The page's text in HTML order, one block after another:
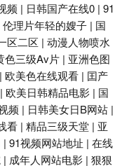
频 | 日韩国产在线0 | 91
伦理片年轻的嫂子 | 国
区二区 | 动漫人物喷水
色三级Av片 | 亚洲色图
| 欧美色在线观看 | 囯产
| 欧美日韩精品电影 | 国
频 | 日韩美女日B网站 |
看 | 精品三级天堂 | 亚
| 91视频网站地址 | 在线
| 成年人网站电影 | 狠狠